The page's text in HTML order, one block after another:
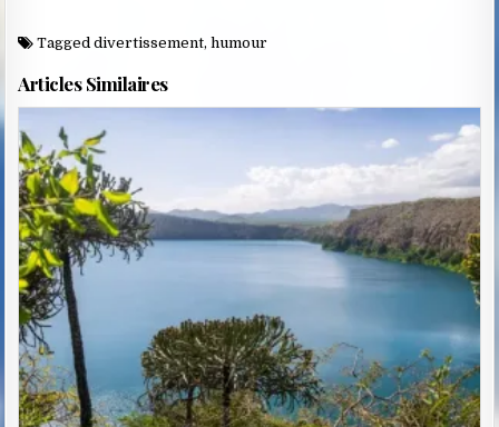
Taggeddivertissement,humour
Articles Similaires